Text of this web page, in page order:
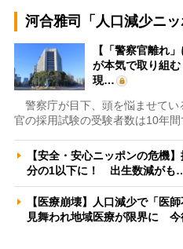
河合雅司「人口減少ニッ
【「警察官離れ
が本気で取り組
現…
警察庁が目下、頭を悩ませてい
官の採用試験の受験者数は10年
【安全・安心ニッポンの危機
分の1以下に！ 出生数減がも
【医療崩壊】人口減少で「医
見舞われ地域医療が限界に